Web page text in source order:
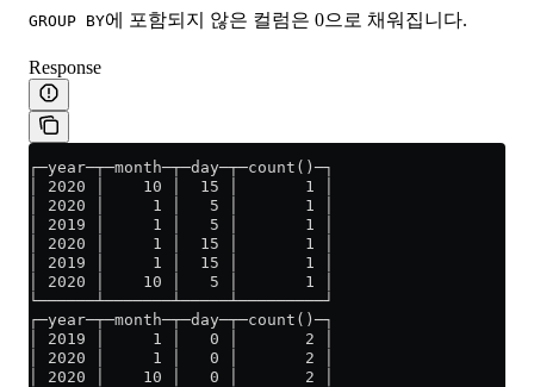
GROUP BY에 포함되지 않은 컬럼은 0으로 채워집니다.
Response
┌─year─┬─month─┬─day─┬─count()─┐
│ 2020 │    10 │  15 │       1 │
│ 2020 │     1 │   5 │       1 │
│ 2019 │     1 │   5 │       1 │
│ 2020 │     1 │  15 │       1 │
│ 2019 │     1 │  15 │       1 │
│ 2020 │    10 │   5 │       1 │
└──────┴───────┴─────┴─────────┘
┌─year─┬─month─┬─day─┬─count()─┐
│ 2019 │     1 │   0 │       2 │
│ 2020 │     1 │   0 │       2 │
│ 2020 │    10 │   0 │       2 │